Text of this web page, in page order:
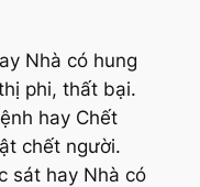
Nhà có hung
phi, thất bại.
hay Chết
chết người.
sát hay Nhà có